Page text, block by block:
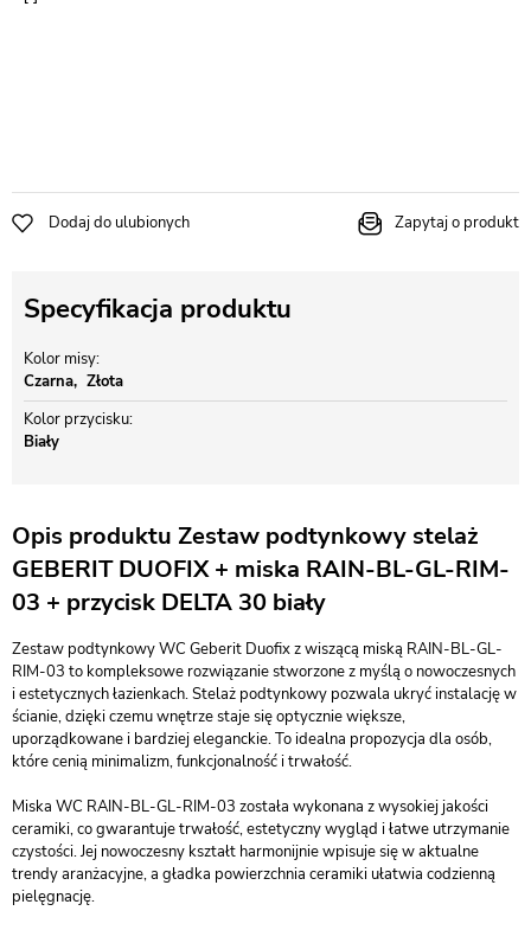
Dodaj do ulubionych Zapytaj o produkt
Specyfikacja produktu
Kolor misy
Czarna
Złota
Kolor przycisku
Biały
Opis produktu Zestaw podtynkowy stelaż
GEBERIT DUOFIX + miska RAIN-BL-GL-RIM-
03 + przycisk DELTA 30 biały
Zestaw podtynkowy WC Geberit Duofix z wiszącą miską RAIN-BL-GL-
RIM-03 to kompleksowe rozwiązanie stworzone z myślą o nowoczesnych
i estetycznych łazienkach. Stelaż podtynkowy pozwala ukryć instalację w
ścianie, dzięki czemu wnętrze staje się optycznie większe,
uporządkowane i bardziej eleganckie. To idealna propozycja dla osób,
które cenią minimalizm, funkcjonalność i trwałość.
Miska WC RAIN-BL-GL-RIM-03 została wykonana z wysokiej jakości
ceramiki, co gwarantuje trwałość, estetyczny wygląd i łatwe utrzymanie
czystości. Jej nowoczesny kształt harmonijnie wpisuje się w aktualne
trendy aranżacyjne, a gładka powierzchnia ceramiki ułatwia codzienną
pielęgnację.